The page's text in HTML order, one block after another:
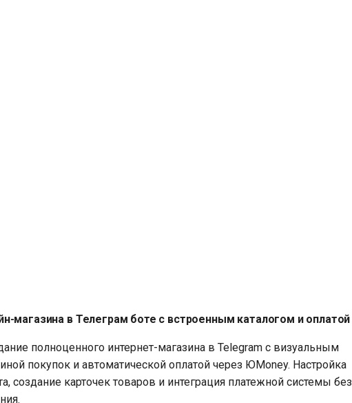
магазина в Телеграм боте с встроенным каталогом и оплатой
полноценного интернет-магазина в Telegram с визуальным
покупок и автоматической оплатой через ЮMoney. Настройка
создание карточек товаров и интеграция платежной системы без